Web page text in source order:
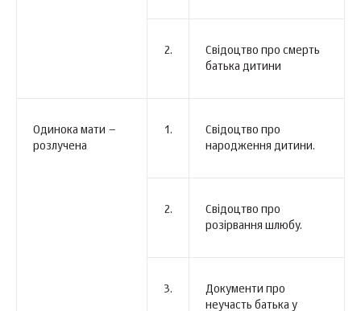
2.
Свідоцтво про смерть
батька дитини
Одинока мати –
розлучена
1.
Свідоцтво про
народження дитини.
2.
Свідоцтво про
розірвання шлюбу.
3.
Документи про
неучасть батька у